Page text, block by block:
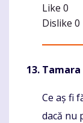
Like 0
Dislike 0
Tamara
Ce aș fi
dacă nu